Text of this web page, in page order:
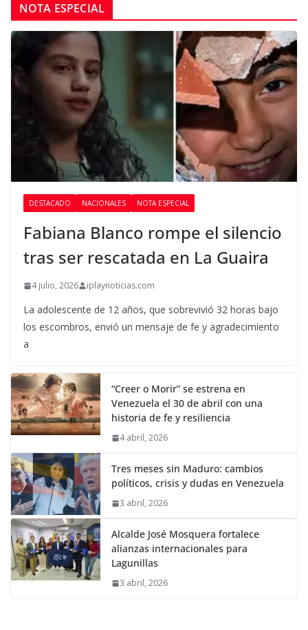
NOTA ESPECIAL
DESTACADO NACIONALES NOTA ESPECIAL
Fabiana Blanco rompe el silencio
tras ser rescatada en La Guaira
4 julio, 2026 iplaynoticias.com
La adolescente de 12 años, que sobrevivió 32 horas bajo
los escombros, envió un mensaje de fe y agradecimiento
a
“Creer o Morir” se estrena en
Venezuela el 30 de abril con una
historia de fe y resiliencia
4 abril, 2026
Tres meses sin Maduro: cambios
políticos, crisis y dudas en Venezuela
3 abril, 2026
Alcalde José Mosquera fortalece
alianzas internacionales para
Lagunillas
3 abril, 2026